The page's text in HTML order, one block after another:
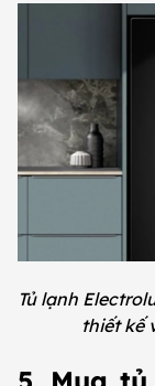
Tủ lạnh
thiết kế